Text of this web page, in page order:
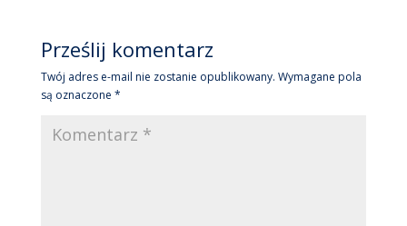
Prześlij komentarz
Twój adres e-mail nie zostanie opublikowany. Wymagane pola
są oznaczone *